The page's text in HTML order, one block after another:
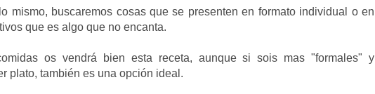
mismo, buscaremos cosas que se presenten en formato individual o en
que es algo que no encanta.
os vendrá bien esta receta, aunque si sois mas "formales" y
plato, también es una opción ideal.